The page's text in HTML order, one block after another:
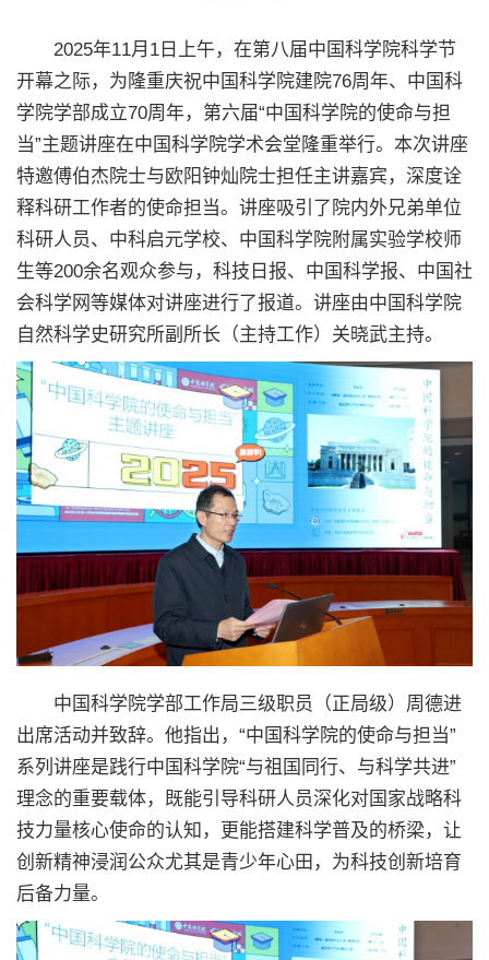
2025年11月1日上午，在第八届中国科学院科学节
开幕之际，为隆重庆祝中国科学院建院76周年、中国科
学院学部成立70周年，第六届“中国科学院的使命与担
当”主题讲座在中国科学院学术会堂隆重举行。本次讲座
特邀傅伯杰院士与欧阳钟灿院士担任主讲嘉宾，深度诠
释科研工作者的使命担当。讲座吸引了院内外兄弟单位
科研人员、中科启元学校、中国科学院附属实验学校师
生等200余名观众参与，科技日报、中国科学报、中国社
会科学网等媒体对讲座进行了报道。讲座由中国科学院
自然科学史研究所副所长（主持工作）关晓武主持。
中国科学院学部工作局三级职员（正局级）周德进
出席活动并致辞。他指出，“中国科学院的使命与担当”
系列讲座是践行中国科学院“与祖国同行、与科学共进”
理念的重要载体，既能引导科研人员深化对国家战略科
技力量核心使命的认知，更能搭建科学普及的桥梁，让
创新精神浸润公众尤其是青少年心田，为科技创新培育
后备力量。